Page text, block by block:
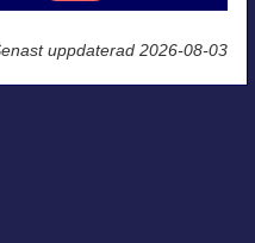
Marknadsföring
uppdaterad 2026-08-03